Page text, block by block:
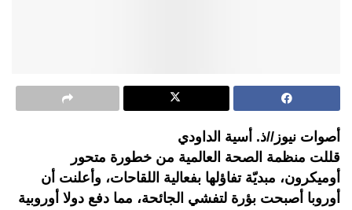
أصوات نيوز//ذ. أسية الداودي
قللت منظمة الصحة العالمية من خطورة متحور
أوميكرون، مبديّة تفاؤلها بفعالية اللقاحات، وأعلنت أن
أوروبا أصبحت بؤرة لتفشي الجائحة، مما دفع دولا أوروبية